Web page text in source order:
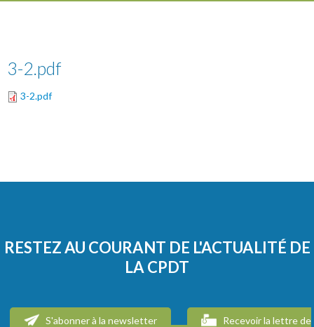
3-2.pdf
3-2.pdf
RESTEZ AU COURANT DE L'ACTUALITÉ DE
LA CPDT
S'abonner à la newsletter
Recevoir la lettre de